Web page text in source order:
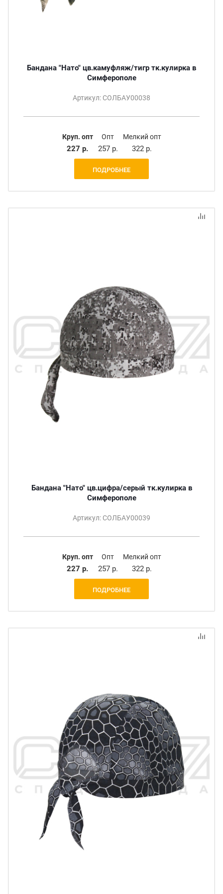
Бандана "Нато" цв.камуфляж/тигр тк.кулирка в
Симферополе
Артикул: СОЛБАУ00038
Круп. опт
227 р.
Опт
257 р.
Мелкий опт
322 р.
ПОДРОБНЕЕ
Бандана "Нато" цв.цифра/серый тк.кулирка в
Симферополе
Артикул: СОЛБАУ00039
Круп. опт
227 р.
Опт
257 р.
Мелкий опт
322 р.
ПОДРОБНЕЕ